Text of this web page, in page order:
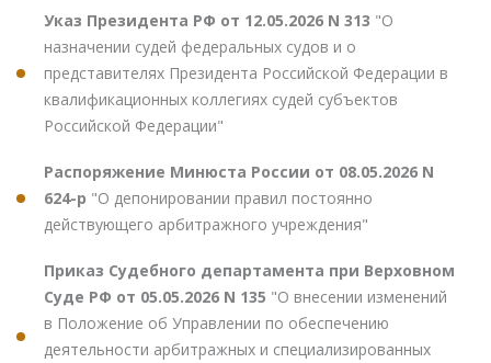
Указ Президента РФ от 12.05.2026 N 313 "О
назначении судей федеральных судов и о
представителях Президента Российской Федерации в
квалификационных коллегиях судей субъектов
Российской Федерации"
Распоряжение Минюста России от 08.05.2026 N
624-р "О депонировании правил постоянно
действующего арбитражного учреждения"
Приказ Судебного департамента при Верховном
Суде РФ от 05.05.2026 N 135 "О внесении изменений
в Положение об Управлении по обеспечению
деятельности арбитражных и специализированных